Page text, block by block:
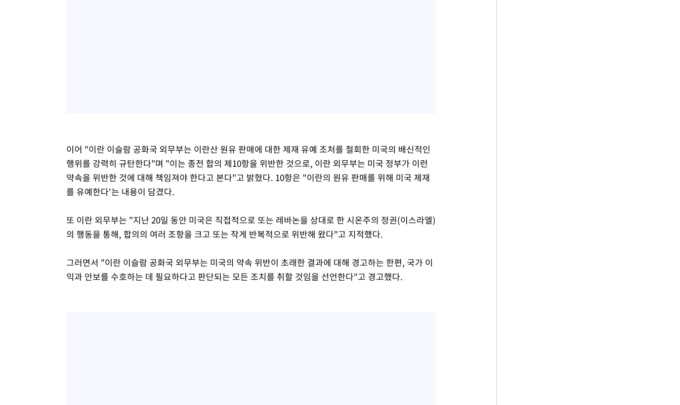
이어 "이란 이슬람 공화국 외무부는 이란산 원유 판매에 대한 제재 유예 조처를 철회한 미국의 배신적인
행위를 강력히 규탄한다"며 "이는 종전 합의 제10항을 위반한 것으로, 이란 외무부는 미국 정부가 이런
약속을 위반한 것에 대해 책임져야 한다고 본다"고 밝혔다. 10항은 "이란의 원유 판매를 위해 미국 제재
를 유예한다'는 내용이 담겼다.
또 이란 외무부는 "지난 20일 동안 미국은 직접적으로 또는 레바논을 상대로 한 시온주의 정권(이스라엘)
의 행동을 통해, 합의의 여러 조항을 크고 또는 작게 반복적으로 위반해 왔다"고 지적했다.
그러면서 "이란 이슬람 공화국 외무부는 미국의 약속 위반이 초래한 결과에 대해 경고하는 한편, 국가 이
익과 안보를 수호하는 데 필요하다고 판단되는 모든 조치를 취할 것임을 선언한다"고 경고했다.